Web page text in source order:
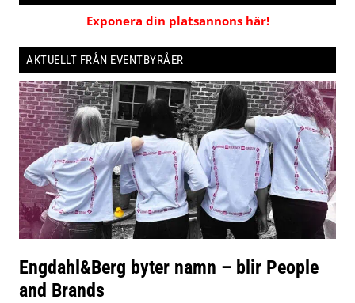
Exponera din platsannons här!
AKTUELLT FRÅN EVENTBYRÅER
Engdahl&Berg byter namn – blir People
and Brands